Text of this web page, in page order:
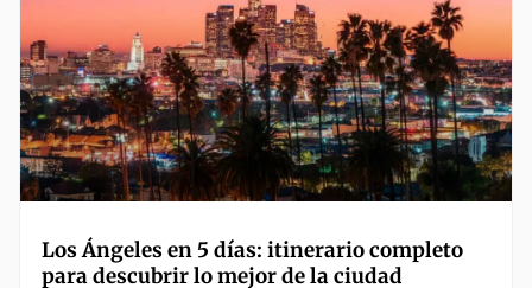
Los Ángeles en 5 días: itinerario completo
para descubrir lo mejor de la ciudad